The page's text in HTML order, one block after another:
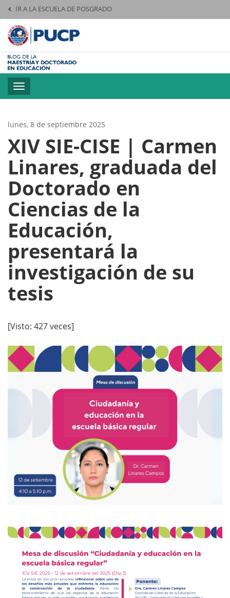
IR A LA ESCUELA DE POSGRADO
Pontificia
Toggle
navigation
lunes, 8 de septiembre 2025
XIV SIE-CISE | Carmen
Linares, graduada del
Doctorado en
Ciencias de la
Educación,
presentará la
investigación de su
tesis
[Visto: 427 veces]